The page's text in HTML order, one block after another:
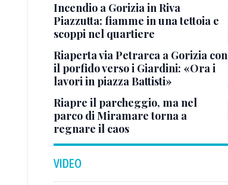
Incendio a Gorizia in Riva
Piazzutta: fiamme in una tettoia e
scoppi nel quartiere
Riaperta via Petrarca a Gorizia con
il porfido verso i Giardini: «Ora i
lavori in piazza Battisti»
Riapre il parcheggio, ma nel
parco di Miramare torna a
regnare il caos
VIDEO